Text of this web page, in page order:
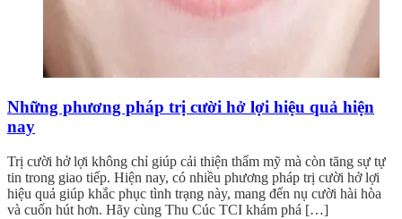
Những phương pháp trị cười hở lợi hiệu quả hiện
nay
Trị cười hở lợi không chỉ giúp cải thiện thẩm mỹ mà còn tăng sự tự
tin trong giao tiếp. Hiện nay, có nhiều phương pháp trị cười hở lợi
hiệu quả giúp khắc phục tình trạng này, mang đến nụ cười hài hòa
và cuốn hút hơn. Hãy cùng Thu Cúc TCI khám phá […]